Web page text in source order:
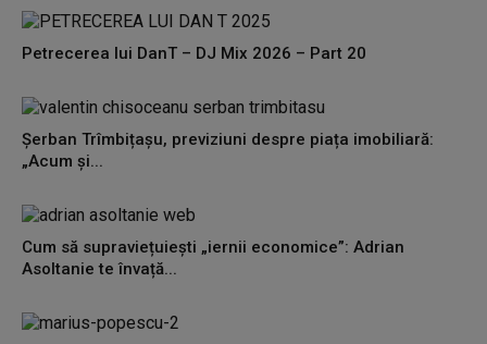
Petrecerea lui DanT – DJ Mix 2026 – Part 20
Șerban Trîmbițașu, previziuni despre piața imobiliară:
„Acum și...
Cum să supraviețuiești „iernii economice”: Adrian
Asoltanie te învață...